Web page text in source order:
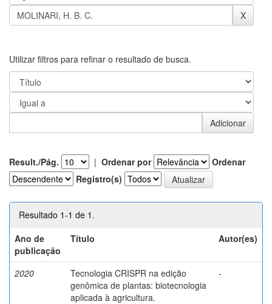
Utilizar filtros para refinar o resultado de busca.
Result./Pág. | Ordenar por
Ordenar
Registro(s)
Resultado 1-1 de 1.
Ano de
publicação
Título Autor(es)
2020
Tecnologia CRISPR na edição
genômica de plantas: biotecnologia
aplicada à agricultura.
-